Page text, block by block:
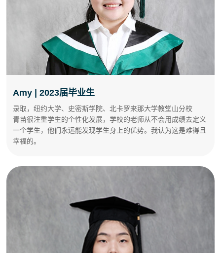
Amy | 2023届毕业生
录取，纽约大学、史密斯学院、北卡罗来那大学教堂山分校
青苗很注重学生的个性化发展，学校的老师从不会用成绩去定义
一个学生，他们永远能发现学生身上的优势。我认为这是难得且
幸福的。